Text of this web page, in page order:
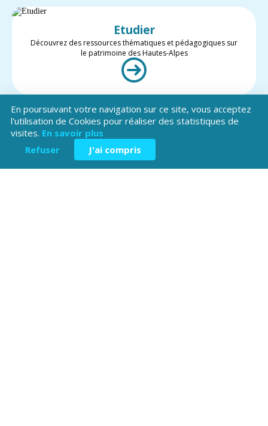
Etudier
Découvrez des ressources thématiques et pédagogiques sur
le patrimoine des Hautes-Alpes
Valoriser
Restez informé des projets et des actualités du patrimoine des
Hautes-Alpes
En poursuivant votre navigation sur ce site, vous acceptez
l'utilisation de Cookies pour réaliser des statistiques de
visites. En savoir plus
Refuser
J'ai compris